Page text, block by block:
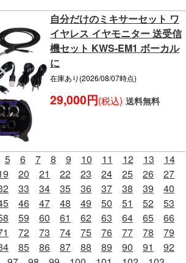
自分だけのミキサーセット ワ
イヤレス イヤモニター 送受信
機セット KWS-EM1 ボーカル
に
在庫あり(2026/08/07時点)
29,000円(税込) 送料無料
5 6 7 8 9 10 11 12 13
14
20 21 22 23 24 25 26
27
33 34 35 36 37 38 39
40
46 47 48 49 50 51 52
53
59 60 61 62 63 64 65
66
72 73 74 75 76 77 78
79
85 86 87 88 89 90 91
92